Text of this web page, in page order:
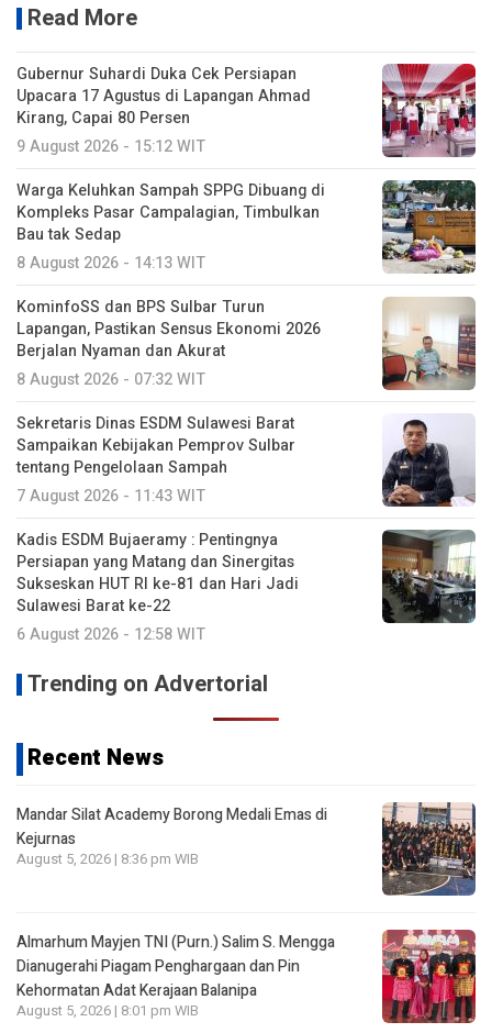
Read More
Gubernur Suhardi Duka Cek Persiapan
Upacara 17 Agustus di Lapangan Ahmad
Kirang, Capai 80 Persen
9 August 2026 - 15:12 WIT
Warga Keluhkan Sampah SPPG Dibuang di
Kompleks Pasar Campalagian, Timbulkan
Bau tak Sedap
8 August 2026 - 14:13 WIT
KominfoSS dan BPS Sulbar Turun
Lapangan, Pastikan Sensus Ekonomi 2026
Berjalan Nyaman dan Akurat
8 August 2026 - 07:32 WIT
Sekretaris Dinas ESDM Sulawesi Barat
Sampaikan Kebijakan Pemprov Sulbar
tentang Pengelolaan Sampah
7 August 2026 - 11:43 WIT
Kadis ESDM Bujaeramy : Pentingnya
Persiapan yang Matang dan Sinergitas
Sukseskan HUT RI ke-81 dan Hari Jadi
Sulawesi Barat ke-22
6 August 2026 - 12:58 WIT
Trending on Advertorial
Recent News
Mandar Silat Academy Borong Medali Emas di
Kejurnas
August 5, 2026 | 8:36 pm WIB
Almarhum Mayjen TNI (Purn.) Salim S. Mengga
Dianugerahi Piagam Penghargaan dan Pin
Kehormatan Adat Kerajaan Balanipa
August 5, 2026 | 8:01 pm WIB